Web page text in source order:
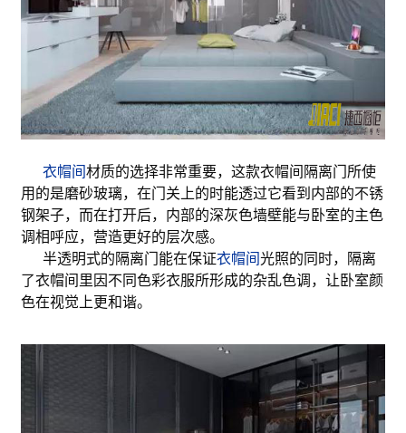
衣帽间材质的选择非常重要，这款衣帽间隔离门所使
用的是磨砂玻璃，在门关上的时能透过它看到内部的不锈
钢架子，而在打开后，内部的深灰色墙壁能与卧室的主色
调相呼应，营造更好的层次感。
半透明式的隔离门能在保证衣帽间光照的同时，隔离
了衣帽间里因不同色彩衣服所形成的杂乱色调，让卧室颜
色在视觉上更和谐。